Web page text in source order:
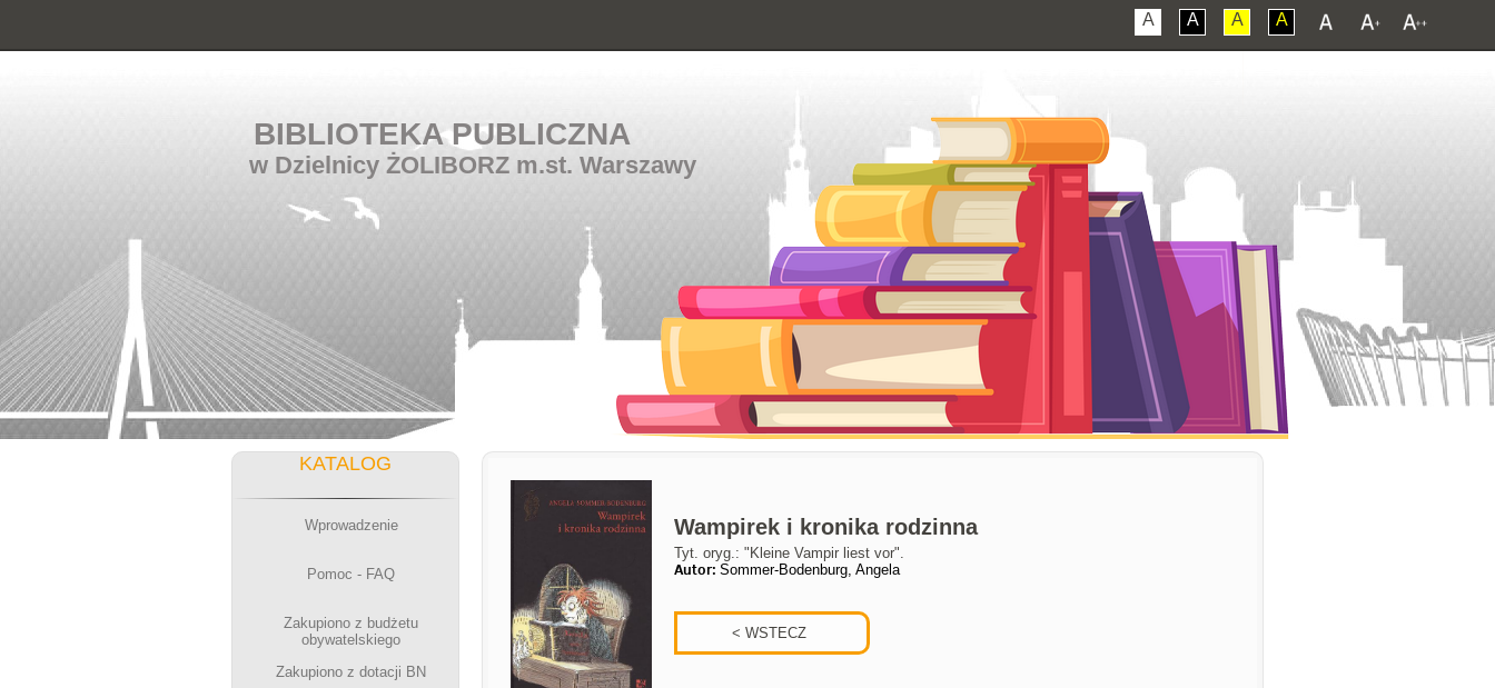
A A A A
BIBLIOTEKA PUBLICZNA
w Dzielnicy ŻOLIBORZ m.st. Warszawy
KATALOG
Wprowadzenie
Pomoc - FAQ
Zakupiono z budżetu
obywatelskiego
Zakupiono z dotacji BN
Wampirek i kronika rodzinna
Tyt. oryg.: "Kleine Vampir liest vor".
Autor: Sommer-Bodenburg, Angela